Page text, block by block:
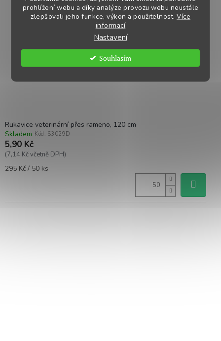
prohlížení webu a díky analýze provozu webu neustále
zlepšovali jeho funkce, výkon a použitelnost. Více
informací
Nastavení
Souhlasím
Rukavice veterinární přes rameno, 120 cm
Skladem Kód: S3029D
5,90 Kč
(7,14 Kč včetně DPH)
Měrná
295 Kč / 50 ks